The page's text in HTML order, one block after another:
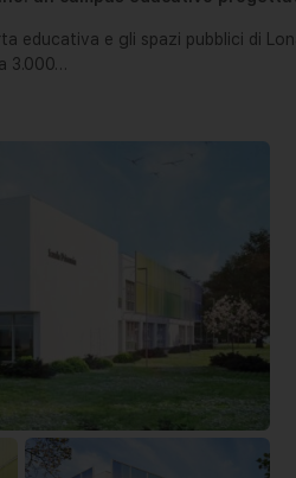
educativa e gli spazi pubblici di
3.000…